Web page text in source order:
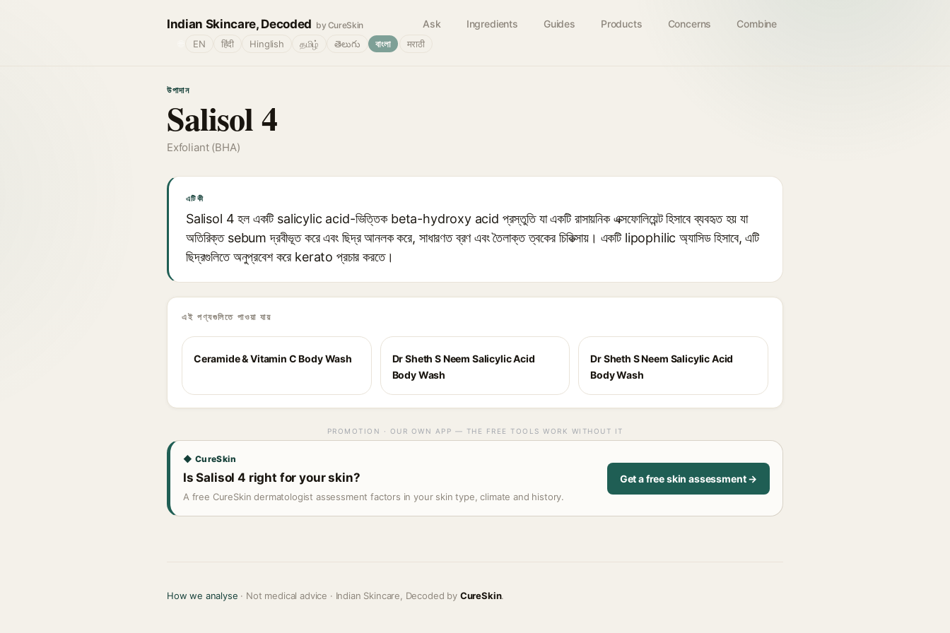
Indian Skincare, Decoded by CureSkin Ask Ingredients Guides Products Concerns Combine
EN हिंदी Hinglish தமிழ் తెలుగు বাংলা मराठी
উপাদান
Salisol 4
Exfoliant (BHA)
এটি কী
Salisol 4 হল একটি salicylic acid-ভিত্তিক beta-hydroxy acid প্রস্তুতি যা একটি রাসায়নিক এক্সফোলিয়েন্ট হিসাবে ব্যবহৃত হয় যা
অতিরিক্ত sebum দ্রবীভূত করে এবং ছিদ্র আনলক করে, সাধারণত ব্রণ এবং তৈলাক্ত ত্বকের চিকিত্সায়। একটি lipophilic অ্যাসিড হিসাবে, এটি
ছিদ্রগুলিতে অনুপ্রবেশ করে kerato প্রচার করতে।
এই পণ্যগুলিতে পাওয়া যায়
Ceramide & Vitamin C Body Wash
Dr Sheth S Neem Salicylic Acid
Body Wash
Dr Sheth S Neem Salicylic Acid
Body Wash
PROMOTION · OUR OWN APP — THE FREE TOOLS WORK WITHOUT IT
◆ CureSkin
Is Salisol 4 right for your skin?
A free CureSkin dermatologist assessment factors in your skin type, climate and history.
Get a free skin assessment →
How we analyse · Not medical advice · Indian Skincare, Decoded by CureSkin.